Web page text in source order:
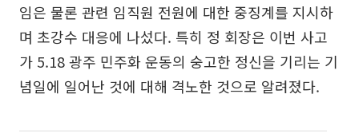
임은 물론 관련 임직원 전원에 대한 중징계를 지시하
며 초강수 대응에 나섰다. 특히 정 회장은 이번 사고
가 5.18 광주 민주화 운동의 숭고한 정신을 기리는 기
념일에 일어난 것에 대해 격노한 것으로 알려졌다.